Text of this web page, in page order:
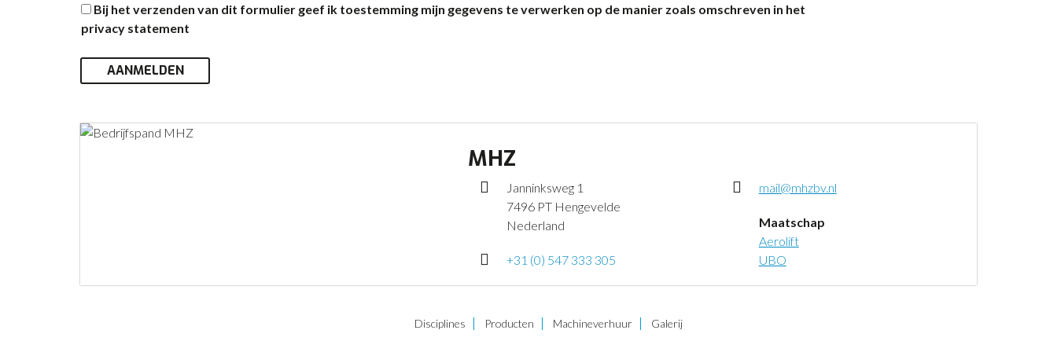
Bij het verzenden van dit formulier geef ik toestemming mijn gegevens te verwerken op de manier zoals omschreven in het
privacy statement
MHZ
Janninksweg 1
7496 PT Hengevelde
Nederland
+31 (0) 547 333 305
mail@mhzbv.nl
Maatschap
Aerolift
UBO
Disciplines Producten Machineverhuur Galerij